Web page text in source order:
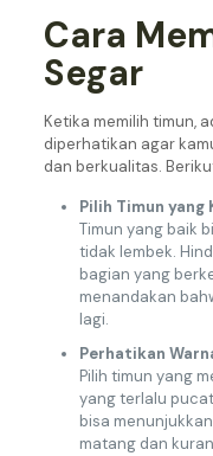
Cara
Segar
Ketika memilih timun,
diperhatikan agar
dan berkualitas.
Pilih Timun yang
Timun yang baik
tidak lembek.
bagian yang
menandakan
lagi.
Perhatikan
Pilih timun yang
yang terlalu
bisa
matang dan